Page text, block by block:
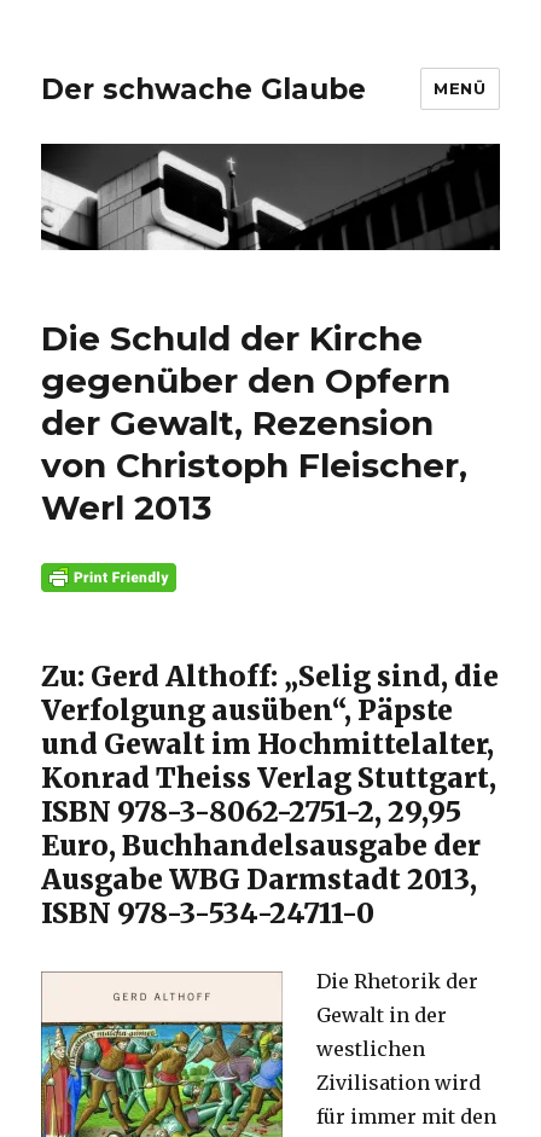
Der schwache Glaube MENÜ
Die Schuld der Kirche
gegenüber den Opfern
der Gewalt, Rezension
von Christoph Fleischer,
Werl 2013
Zu: Gerd Althoff: „Selig sind, die
Verfolgung ausüben“, Päpste
und Gewalt im Hochmittelalter,
Konrad Theiss Verlag Stuttgart,
ISBN 978-3-8062-2751-2, 29,95
Euro, Buchhandelsausgabe der
Ausgabe WBG Darmstadt 2013,
ISBN 978-3-534-24711-0
Die Rhetorik der
Gewalt in der
westlichen
Zivilisation wird
für immer mit den